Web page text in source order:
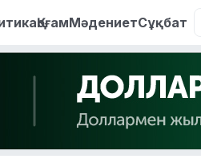
ҚоғамМәдениетСұқбат